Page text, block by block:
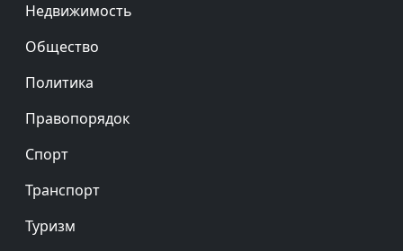
Недвижимость
Общество
Политика
Правопорядок
Спорт
Транспорт
Туризм